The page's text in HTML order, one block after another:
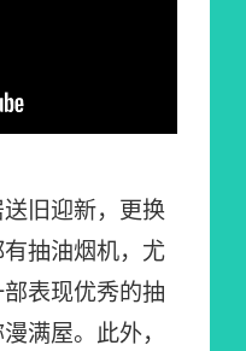
旧迎新，更换
抽油烟机，尤
表现优秀的抽
满屋。此外，